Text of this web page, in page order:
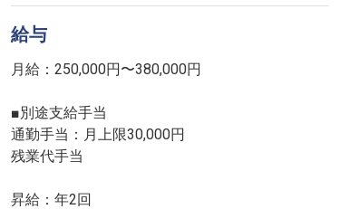
給与
月給：250,000円〜380,000円
■別途支給手当
通勤手当：月上限30,000円
残業代手当
昇給：年2回